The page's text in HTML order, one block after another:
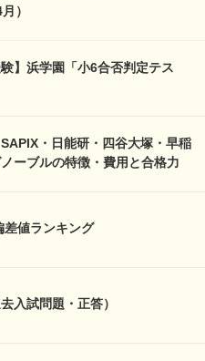
）
】浜学園「小6合否判定テス
SAPIX・日能研・四谷大塚・早稲
ーブルの特徴・費用と合格力
差値ランキング
入試問題・正答）